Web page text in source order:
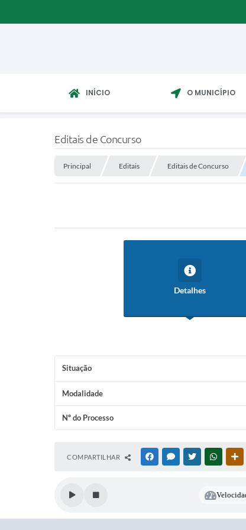
INÍCIO O MUNICÍPIO
Editais de Concurso
Principal Editais Editais de Concurso
Detalhes
Situação
Modalidade
Nº do Processo
COMPARTILHAR FACEBOOKMESSENGER
TWITTER